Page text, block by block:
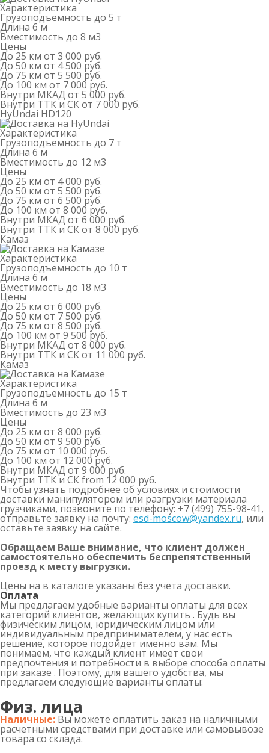
Характеристика
Грузоподъемность до 5 т
Длина 6 м
Вместимость до 8 м3
Цены
До 25 км от 3 000 руб.
До 50 км от 4 500 руб.
До 75 км от 5 500 руб.
До 100 км от 7 000 руб.
Внутри МКАД от 5 000 руб.
Внутри ТТК и СКот 7 000 руб.
HyUndai HD120
Характеристика
Грузоподъемность до 7 т
Длина 6 м
Вместимость до 12 м3
Цены
До 25 км от 4 000 руб.
До 50 км от 5 500 руб.
До 75 км от 6 500 руб.
До 100 км от 8 000 руб.
Внутри МКАД от 6 000 руб.
Внутри ТТК и СКот 8 000 руб.
Камаз
Характеристика
Грузоподъемность до 10 т
Длина 6 м
Вместимость до 18 м3
Цены
До 25 км от 6 000 руб.
До 50 км от 7 500 руб.
До 75 км от 8 500 руб.
До 100 км от 9 500 руб.
Внутри МКАД от 8 000 руб.
Внутри ТТК и СКот 11 000 руб.
Камаз
Характеристика
Грузоподъемность до 15 т
Длина 6 м
Вместимость до 23 м3
Цены
До 25 км от 8 000 руб.
До 50 км от 9 500 руб.
До 75 км от 10 000 руб.
До 100 км от 12 000 руб.
Внутри МКАД от 9 000 руб.
Внутри ТТК и СКfrom 12 000 руб.
Чтобы узнать подробнее об условиях и стоимости
доставки манипулятором или разгрузки материала
грузчиками, позвоните по телефону: +7 (499) 755-98-41,
отправьте заявку на почту: esd-moscow@yandex.ru, или
оставьте заявку на сайте.
Обращаем Ваше внимание, что клиент должен
самостоятельно обеспечить беспрепятственный
проезд к месту выгрузки.
Цены на в каталоге указаны без учета доставки.
Оплата
Мы предлагаем удобные варианты оплаты для всех
категорий клиентов, желающих купить . Будь вы
физическим лицом, юридическим лицом или
индивидуальным предпринимателем, у нас есть
решение, которое подойдет именно вам. Мы
понимаем, что каждый клиент имеет свои
предпочтения и потребности в выборе способа оплаты
при заказе . Поэтому, для вашего удобства, мы
предлагаем следующие варианты оплаты:
Физ. лица
Наличные: Вы можете оплатить заказ на наличными
расчетными средствами при доставке или самовывозе
товара со склада.